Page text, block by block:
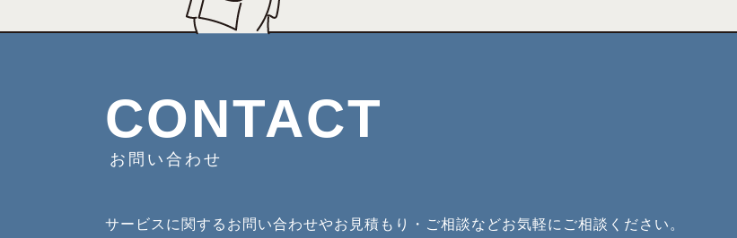
CONTACT
お問い合わせ
サービスに関するお問い合わせやお見積もり・ご相談などお気軽にご相談ください。